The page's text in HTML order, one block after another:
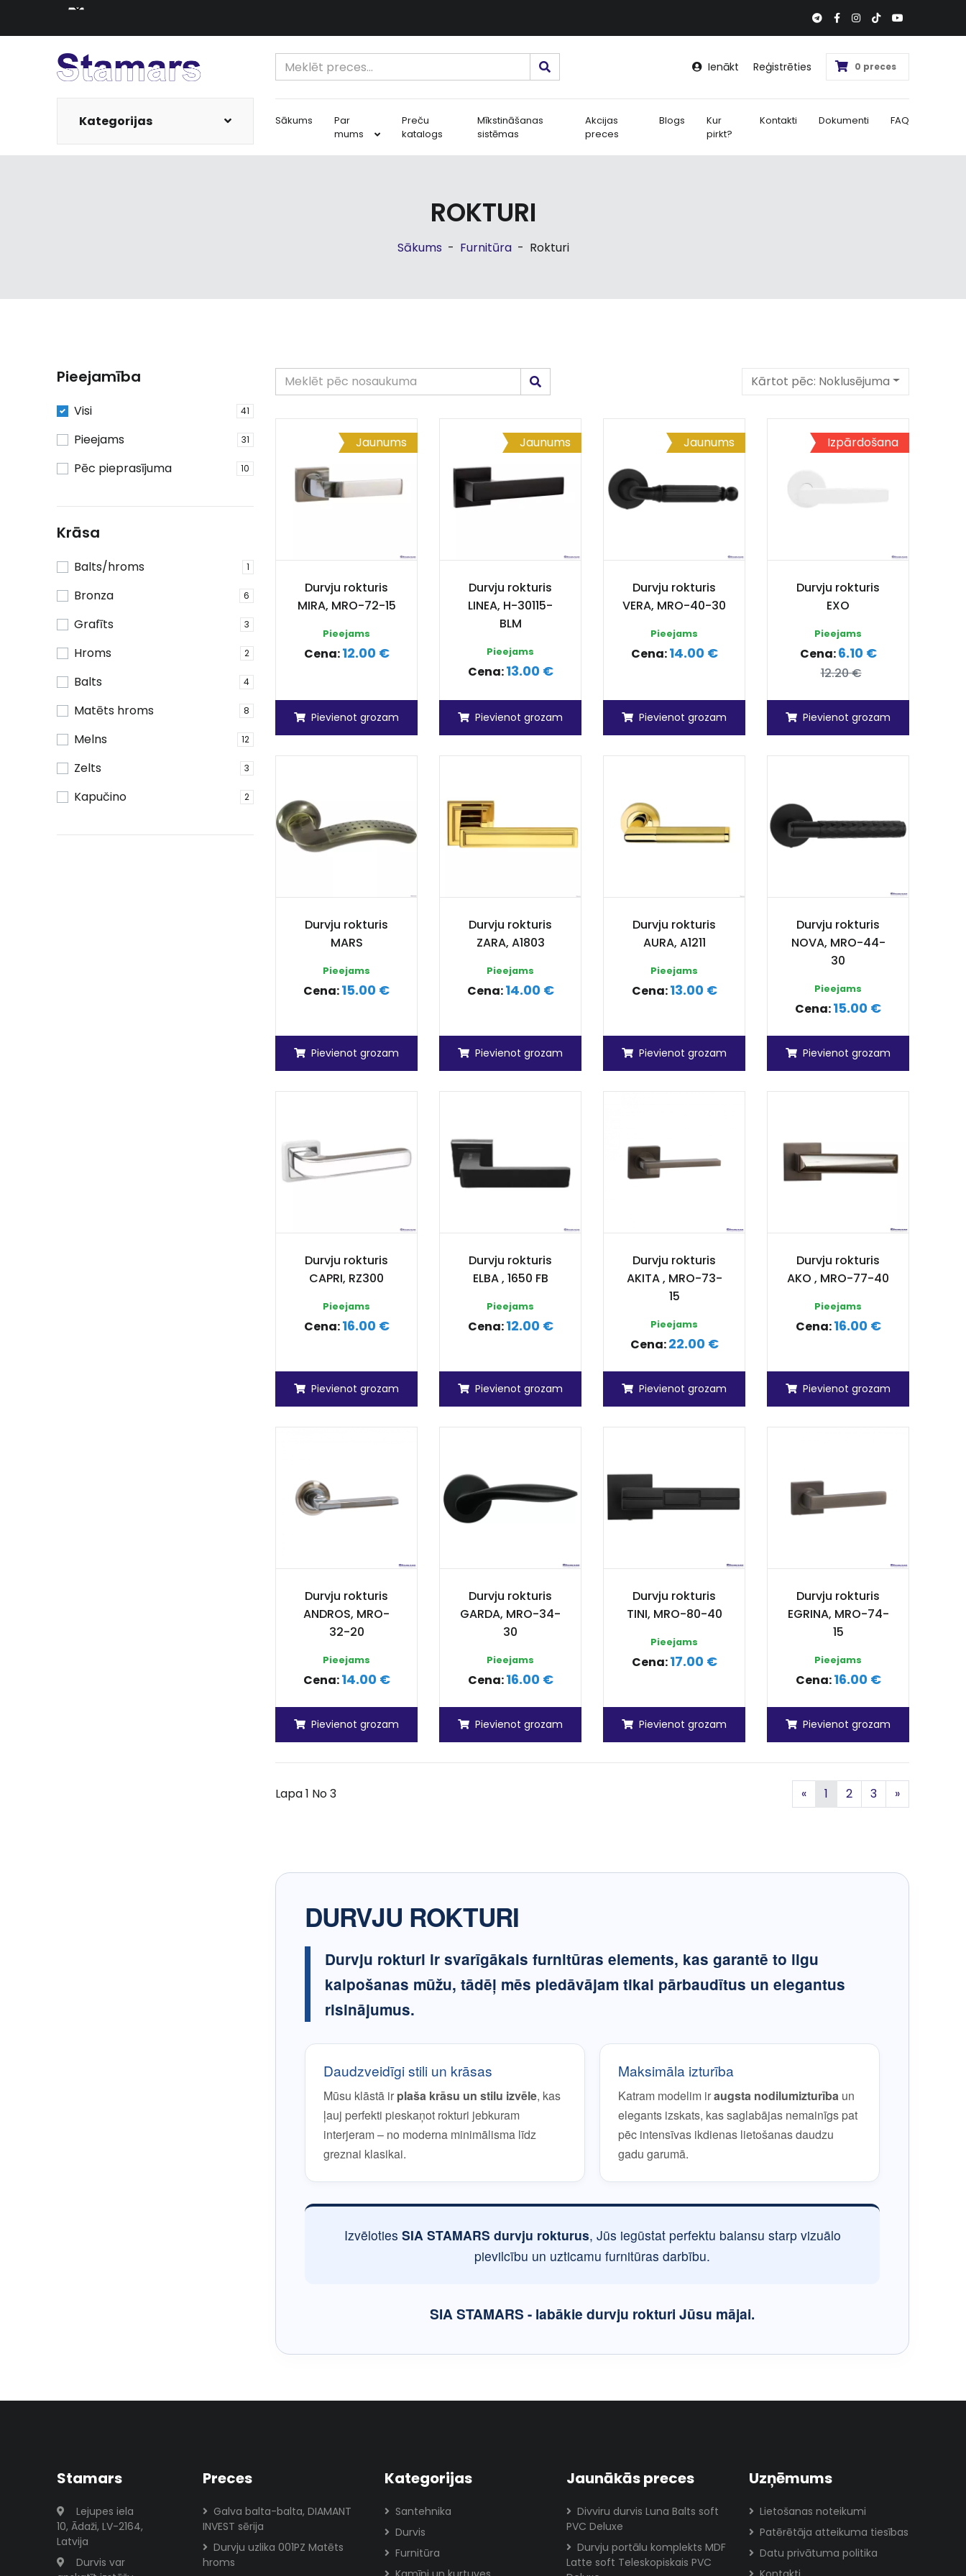
Ienākt Reģistrēties 0 preces
Kategorijas Sākums
Par
mums
Preču
katalogs
Mīkstināšanas
sistēmas
Akcijas
preces
Blogs
Kur
pirkt?
Kontakti Dokumenti FAQ
ROKTURI
Sākums - Furnitūra - Rokturi
Pieejamība
Visi 41
Pieejams 31
Pēc pieprasījuma 10
Krāsa
Balts/hroms 1
Bronza 6
Grafīts 3
Hroms 2
Balts 4
Matēts hroms 8
Melns 12
Zelts 3
Kapučino 2
Kārtot pēc: Noklusējuma
Jaunums
Durvju rokturis
MIRA, MRO-72-15
Pieejams
Cena:12.00 €
Pievienot grozam
Jaunums
Durvju rokturis
LINEA, H-30115-
BLM
Pieejams
Cena:13.00 €
Pievienot grozam
Jaunums
Durvju rokturis
VERA, MRO-40-30
Pieejams
Cena:14.00 €
Pievienot grozam
Izpārdošana
Durvju rokturis
EXO
Pieejams
Cena:6.10 €
12.20 €
Pievienot grozam
Durvju rokturis
MARS
Pieejams
Cena:15.00 €
Pievienot grozam
Durvju rokturis
ZARA, A1803
Pieejams
Cena:14.00 €
Pievienot grozam
Durvju rokturis
AURA, A1211
Pieejams
Cena:13.00 €
Pievienot grozam
Durvju rokturis
NOVA, MRO-44-
30
Pieejams
Cena:15.00 €
Pievienot grozam
Durvju rokturis
CAPRI, RZ300
Pieejams
Cena:16.00 €
Pievienot grozam
Durvju rokturis
ELBA , 1650 FB
Pieejams
Cena:12.00 €
Pievienot grozam
Durvju rokturis
AKITA , MRO-73-
15
Pieejams
Cena:22.00 €
Pievienot grozam
Durvju rokturis
AKO , MRO-77-40
Pieejams
Cena:16.00 €
Pievienot grozam
Durvju rokturis
ANDROS, MRO-
32-20
Pieejams
Cena:14.00 €
Pievienot grozam
Durvju rokturis
GARDA, MRO-34-
30
Pieejams
Cena:16.00 €
Pievienot grozam
Durvju rokturis
TINI, MRO-80-40
Pieejams
Cena:17.00 €
Pievienot grozam
Durvju rokturis
EGRINA, MRO-74-
15
Pieejams
Cena:16.00 €
Pievienot grozam
Lapa 1 No 3 «Iepriekšējā
1 2 3 »Nākamā
DURVJU ROKTURI
Durvju rokturi ir svarīgākais furnitūras elements, kas garantē to ilgu
kalpošanas mūžu, tādēļ mēs piedāvājam tikai pārbaudītus un elegantus
risinājumus.
Daudzveidīgi stili un krāsas
Mūsu klāstā ir plaša krāsu un stilu izvēle, kas
ļauj perfekti pieskaņot rokturi jebkuram
interjeram – no moderna minimālisma līdz
greznai klasikai.
Maksimāla izturība
Katram modelim iraugsta nodilumizturība un
elegants izskats, kas saglabājas nemainīgs pat
pēc intensīvas ikdienas lietošanas daudzu
gadu garumā.
Izvēloties SIA STAMARS durvju rokturus, Jūs iegūstat perfektu balansu starp vizuālo
pievilcību un uzticamu furnitūras darbību.
SIA STAMARS - labākie durvju rokturi Jūsu mājai.
Stamars
Lejupes iela
10, Ādaži, LV-2164,
Latvija
Durvis var
Preces
Galva balta-balta, DIAMANT
INVEST sērija
Durvju uzlika 001PZ Matēts
hroms
Kategorijas
Santehnika
Durvis
Furnitūra
Jaunākās preces
Divviru durvis Luna Balts soft
PVC Deluxe
Durvju portālu komplekts MDF
Latte soft Teleskopiskais PVC
Uzņēmums
Lietošanas noteikumi
Patērētāja atteikuma tiesības
Datu privātuma politika